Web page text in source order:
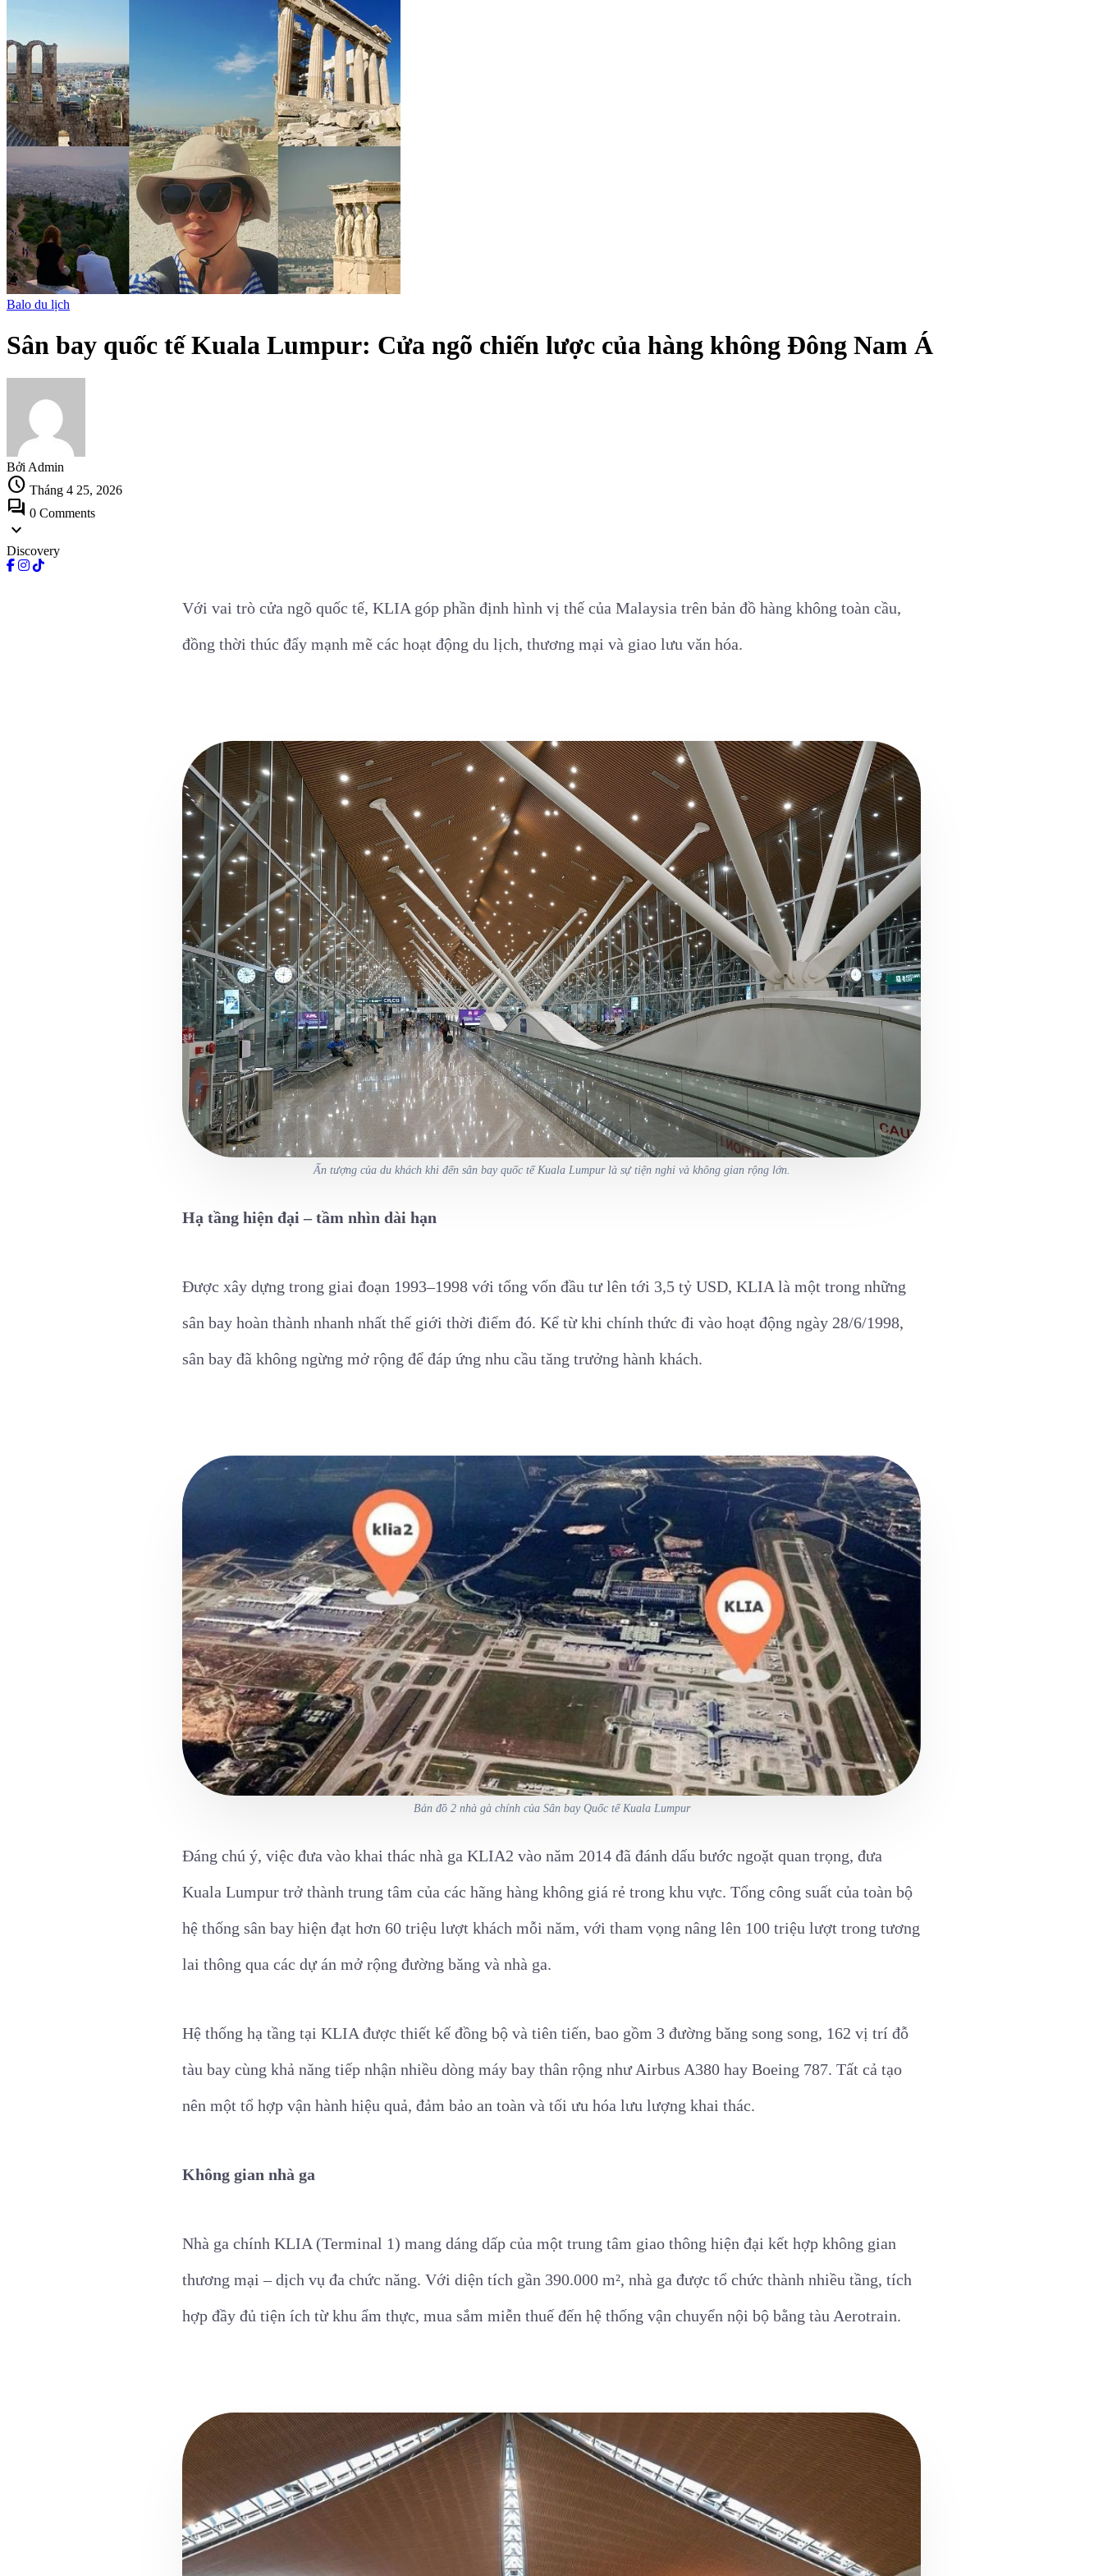
Balo du lịch
Sân bay quốc tế Kuala Lumpur: Cửa ngõ chiến lược của hàng không Đông Nam Á
Bởi Admin
schedule Tháng 4 25, 2026
forum 0 Comments
expand_more
Discovery
Với vai trò cửa ngõ quốc tế, KLIA góp phần định hình vị thế của Malaysia trên bản đồ hàng không toàn cầu,
đồng thời thúc đẩy mạnh mẽ các hoạt động du lịch, thương mại và giao lưu văn hóa.
Ấn tượng của du khách khi đến sân bay quốc tế Kuala Lumpur là sự tiện nghi và không gian rộng lớn.
Hạ tầng hiện đại – tầm nhìn dài hạn
Được xây dựng trong giai đoạn 1993–1998 với tổng vốn đầu tư lên tới 3,5 tỷ USD, KLIA là một trong những
sân bay hoàn thành nhanh nhất thế giới thời điểm đó. Kể từ khi chính thức đi vào hoạt động ngày 28/6/1998,
sân bay đã không ngừng mở rộng để đáp ứng nhu cầu tăng trưởng hành khách.
Bản đồ 2 nhà gà chính của Sân bay Quốc tế Kuala Lumpur
Đáng chú ý, việc đưa vào khai thác nhà ga KLIA2 vào năm 2014 đã đánh dấu bước ngoặt quan trọng, đưa
Kuala Lumpur trở thành trung tâm của các hãng hàng không giá rẻ trong khu vực. Tổng công suất của toàn bộ
hệ thống sân bay hiện đạt hơn 60 triệu lượt khách mỗi năm, với tham vọng nâng lên 100 triệu lượt trong tương
lai thông qua các dự án mở rộng đường băng và nhà ga.
Hệ thống hạ tầng tại KLIA được thiết kế đồng bộ và tiên tiến, bao gồm 3 đường băng song song, 162 vị trí đỗ
tàu bay cùng khả năng tiếp nhận nhiều dòng máy bay thân rộng như Airbus A380 hay Boeing 787. Tất cả tạo
nên một tổ hợp vận hành hiệu quả, đảm bảo an toàn và tối ưu hóa lưu lượng khai thác.
Không gian nhà ga
Nhà ga chính KLIA (Terminal 1) mang dáng dấp của một trung tâm giao thông hiện đại kết hợp không gian
thương mại – dịch vụ đa chức năng. Với diện tích gần 390.000 m², nhà ga được tổ chức thành nhiều tầng, tích
hợp đầy đủ tiện ích từ khu ẩm thực, mua sắm miễn thuế đến hệ thống vận chuyển nội bộ bằng tàu Aerotrain.